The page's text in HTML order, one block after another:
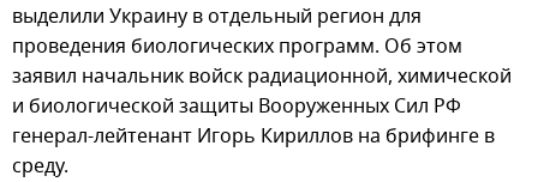
выделили Украину в отдельный регион для
проведения биологических программ. Об этом
заявил начальник войск радиационной, химической
и биологической защиты Вооруженных Сил РФ
генерал-лейтенант Игорь Кириллов на брифинге в
среду.